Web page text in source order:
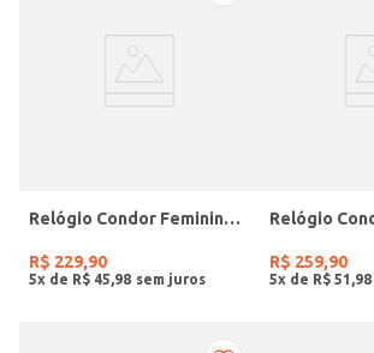
Relógio Condor Feminino PRATA
R$ 229,90
5x de R$ 45 98
R$ 259,90
5x de R$ 51 98